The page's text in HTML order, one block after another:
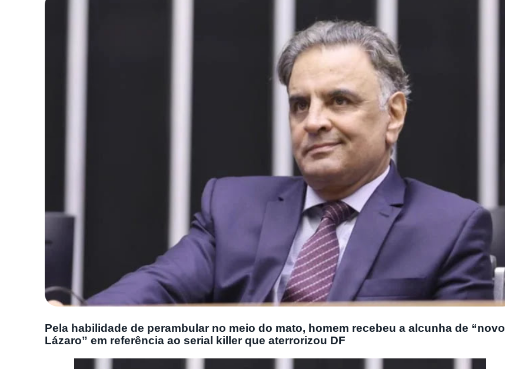
Pela habilidade de perambular no meio do mato, homem recebeu a alcunha de “novo
Lázaro” em referência ao serial killer que aterrorizou DF